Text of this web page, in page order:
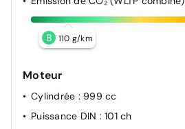
B 110 g/km
Moteur
Cylindrée : 999 cc
Puissance DIN : 101 ch